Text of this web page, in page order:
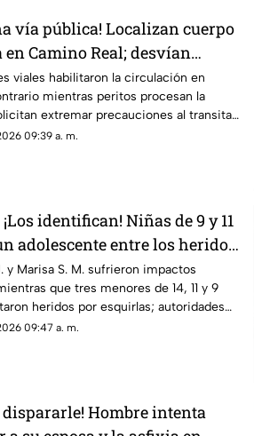
vía pública! Localizan cuerpo
Camino Real; desvían
viales habilitaron la circulación en
mientras peritos procesan la
extremar precauciones al transitar
09:39 a. m.
¡Los identifican! Niñas de 9 y 11
adolescente entre los heridos
en el ataque de esta
y Marisa S. M. sufrieron impactos
que tres menores de 14, 11 y 9
heridos por esquirlas; autoridades
B., quien cuenta con
09:47 a. m.
dispararle! Hombre intenta